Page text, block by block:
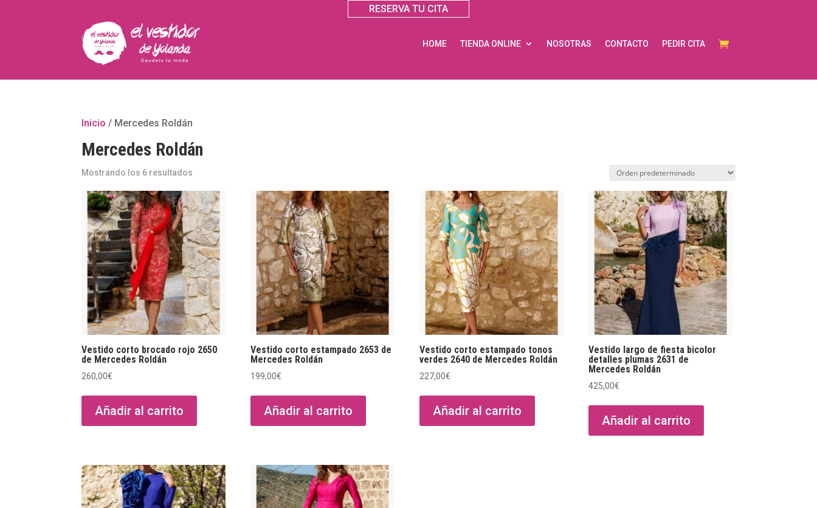
RESERVA TU CITA
HOME TIENDA ONLINE NOSOTRAS CONTACTO PEDIR CITA
Inicio / Mercedes Roldán
Mercedes Roldán
Mostrando los 6 resultados
Vestido corto brocado rojo 2650
de Mercedes Roldán
260,00€
Añadir al carrito
Vestido corto estampado 2653 de
Mercedes Roldán
199,00€
Añadir al carrito
Vestido corto estampado tonos
verdes 2640 de Mercedes Roldán
227,00€
Añadir al carrito
Vestido largo de fiesta bicolor
detalles plumas 2631 de
Mercedes Roldán
425,00€
Añadir al carrito